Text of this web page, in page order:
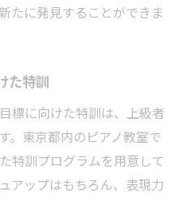
たに発見することができま
た特訓
標に向けた特訓は、上級者
。東京都内のピアノ教室で
特訓プログラムを用意して
アップはもちろん、表現力